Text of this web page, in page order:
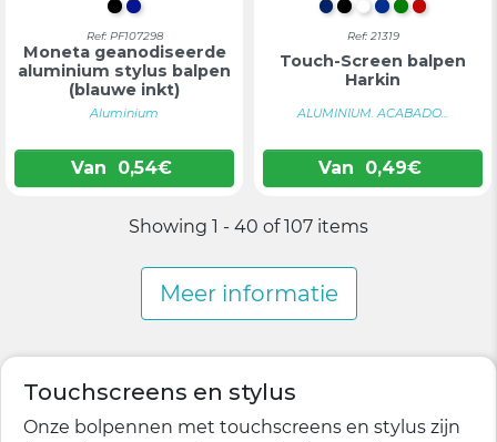
INTENS ZWART
KONINKLIJK BLAUW
Ref: PF107298
Moneta geanodiseerde
aluminium stylus balpen
(blauwe inkt)
Aluminium
Van 0,54€
MARINEBLAUW
ZWART
WITBLAUW
GROEN
ROOD
Ref: 21319
Touch-Screen balpen
Harkin
ALUMINIUM. ACABADO...
Van 0,49€
Showing 1 - 40 of 107 items
Meer informatie
Touchscreens en stylus
Onze bolpennen met touchscreens en stylus zijn